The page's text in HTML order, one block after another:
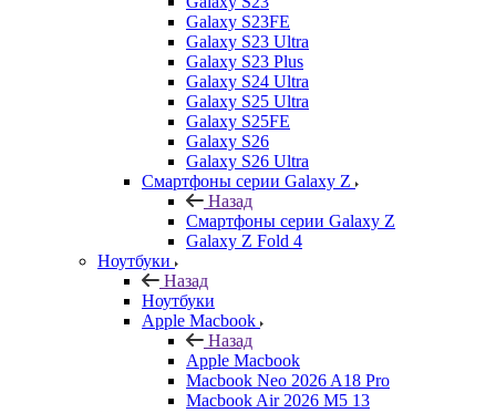
Galaxy S23FE
Galaxy S23 Ultra
Galaxy S23 Plus
Galaxy S24 Ultra
Galaxy S25 Ultra
Galaxy S25FE
Galaxy S26
Galaxy S26 Ultra
Смартфоны серии Galaxy Z
Назад
Смартфоны серии Galaxy Z
Galaxy Z Fold 4
Ноутбуки
Назад
Ноутбуки
Apple Macbook
Назад
Apple Macbook
Macbook Neo 2026 A18 Pro
Macbook Air 2026 M5 13